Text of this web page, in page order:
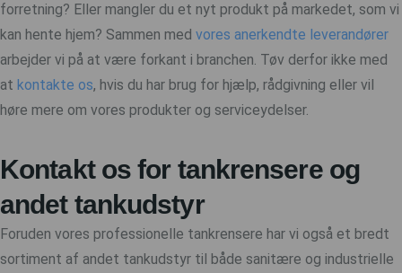
forretning? Eller mangler du et nyt produkt på markedet, som vi
kan hente hjem? Sammen med vores anerkendte leverandører
arbejder vi på at være forkant i branchen. Tøv derfor ikke med
at kontakte os, hvis du har brug for hjælp, rådgivning eller vil
høre mere om vores produkter og serviceydelser.
Kontakt os for tankrensere og
andet tankudstyr
Foruden vores professionelle tankrensere har vi også et bredt
sortiment af andet tankudstyr til både sanitære og industrielle